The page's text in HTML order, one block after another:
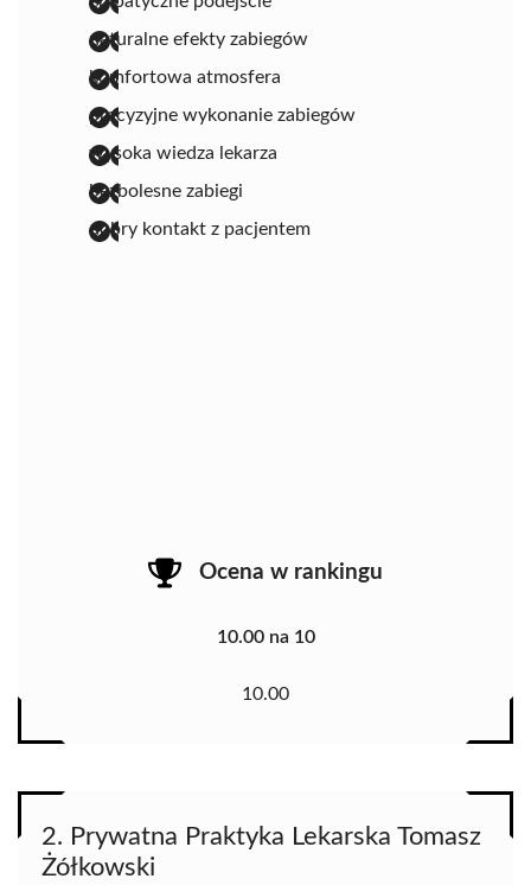
naturalne efekty zabiegów
komfortowa atmosfera
precyzyjne wykonanie zabiegów
wysoka wiedza lekarza
bezbolesne zabiegi
dobry kontakt z pacjentem
Ocena w rankingu
10.00 na 10
10.00
2. Prywatna Praktyka Lekarska Tomasz
Żółkowski